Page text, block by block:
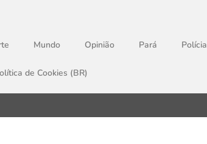
Mundo Opinião Pará Polícia
de Cookies (BR)